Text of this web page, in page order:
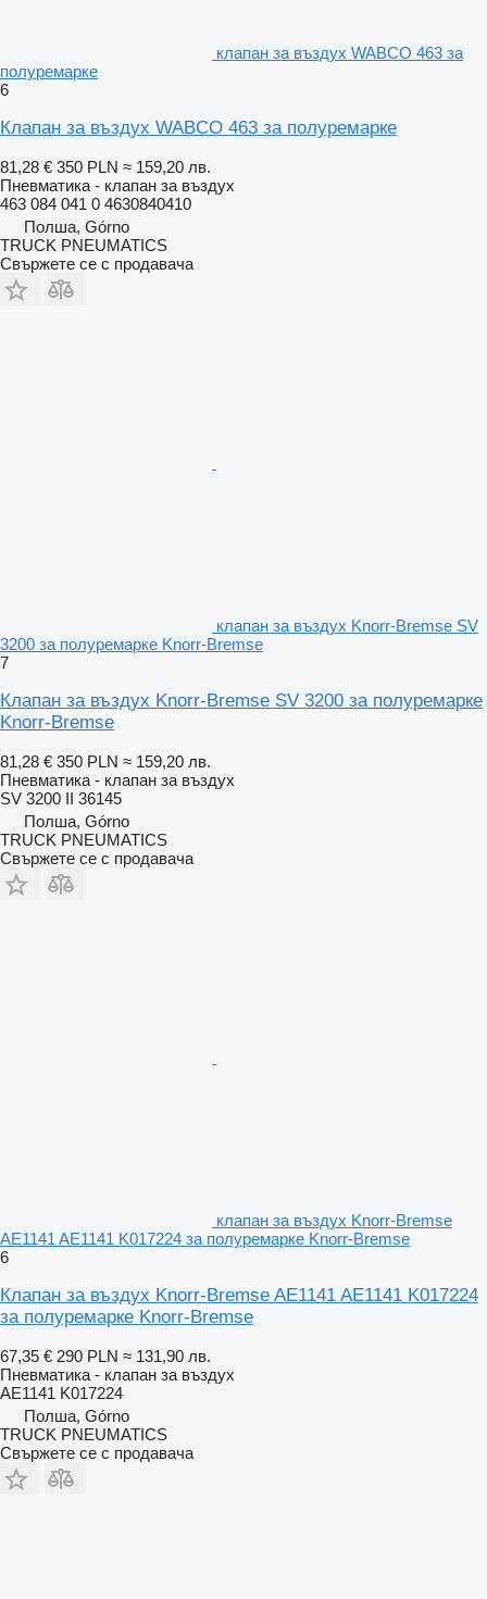
клапан за въздух WABCO 463 за
полуремарке
6
Клапан за въздух WABCO 463 за полуремарке
81,28 € 350 PLN ≈ 159,20 лв.
Пневматика - клапан за въздух
463 084 041 0 4630840410
Полша, Górno
TRUCK PNEUMATICS
Свържете се с продавача
клапан за въздух Knorr-Bremse SV
3200 за полуремарке Knorr-Bremse
7
Клапан за въздух Knorr-Bremse SV 3200 за полуремарке
Knorr-Bremse
81,28 € 350 PLN ≈ 159,20 лв.
Пневматика - клапан за въздух
SV 3200 II 36145
Полша, Górno
TRUCK PNEUMATICS
Свържете се с продавача
клапан за въздух Knorr-Bremse
AE1141 AE1141 K017224 за полуремарке Knorr-Bremse
6
Клапан за въздух Knorr-Bremse AE1141 AE1141 K017224
за полуремарке Knorr-Bremse
67,35 € 290 PLN ≈ 131,90 лв.
Пневматика - клапан за въздух
AE1141 K017224
Полша, Górno
TRUCK PNEUMATICS
Свържете се с продавача